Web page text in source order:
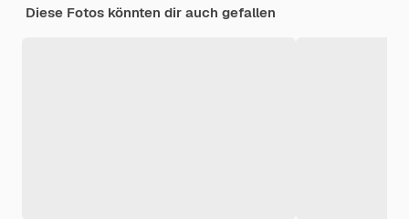
Diese Fotos könnten dir auch gefallen